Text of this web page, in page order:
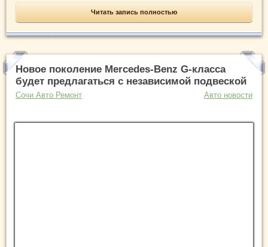
Читать запись полностью
Новое поколение Mercedes-Benz G-класса
будет предлагаться с независимой подвеской
Сочи Авто Ремонт Авто новости